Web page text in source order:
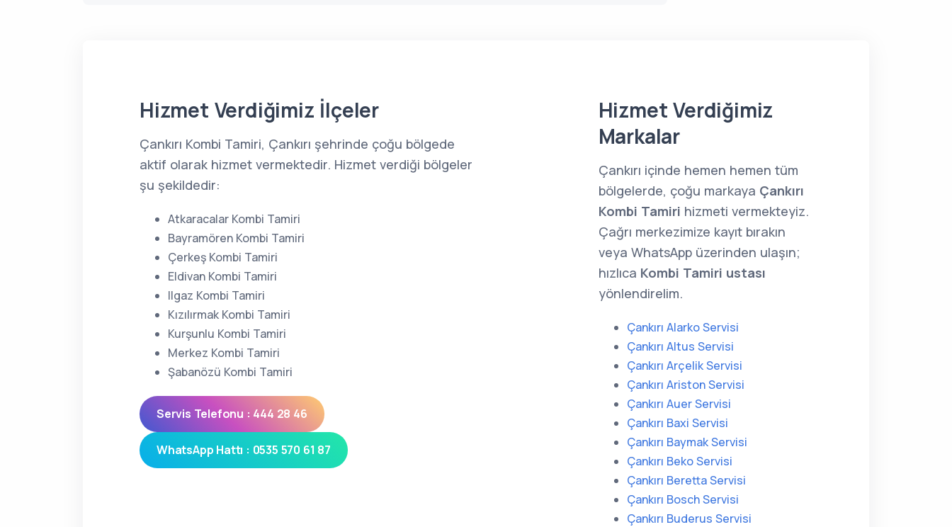
Hizmet Verdiğimiz İlçeler
Çankırı Kombi Tamiri, Çankırı şehrinde çoğu bölgede
aktif olarak hizmet vermektedir. Hizmet verdiği bölgeler
şu şekildedir:
Atkaracalar Kombi Tamiri
Bayramören Kombi Tamiri
Çerkeş Kombi Tamiri
Eldivan Kombi Tamiri
Ilgaz Kombi Tamiri
Kızılırmak Kombi Tamiri
Kurşunlu Kombi Tamiri
Merkez Kombi Tamiri
Şabanözü Kombi Tamiri
Servis Telefonu : 444 28 46
WhatsApp Hattı : 0535 570 61 87
Hizmet Verdiğimiz
Markalar
Çankırı içinde hemen hemen tüm
bölgelerde, çoğu markaya Çankırı
Kombi Tamiri hizmeti vermekteyiz.
Çağrı merkezimize kayıt bırakın
veya WhatsApp üzerinden ulaşın;
hızlıca Kombi Tamiri ustası
yönlendirelim.
Çankırı Alarko Servisi
Çankırı Altus Servisi
Çankırı Arçelik Servisi
Çankırı Ariston Servisi
Çankırı Auer Servisi
Çankırı Baxi Servisi
Çankırı Baymak Servisi
Çankırı Beko Servisi
Çankırı Beretta Servisi
Çankırı Bosch Servisi
Çankırı Buderus Servisi